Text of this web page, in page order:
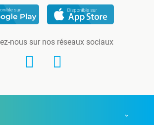
nous sur nos réseaux sociaux